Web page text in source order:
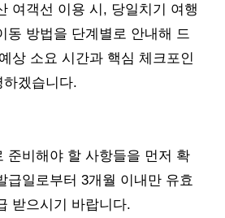
여객선 이용 시, 당일치기 여행
동 방법을 단계별로 안내해 드
상 소요 시간과 핵심 체크포인
겠습니다.
준비해야 할 사항들을 먼저 확
급일로부터 3개월 이내만 유효
받으시기 바랍니다.